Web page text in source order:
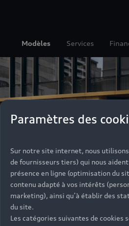
Paramètres des
Sur notre site internet, nous
de fournisseurs tiers) qui nous
présence en ligne (optimisation du
contenu adapté à vos intérêts
marketing), ainsi qu’à établir des
du site.
Les catégories suivantes de cookies
Modèles Services